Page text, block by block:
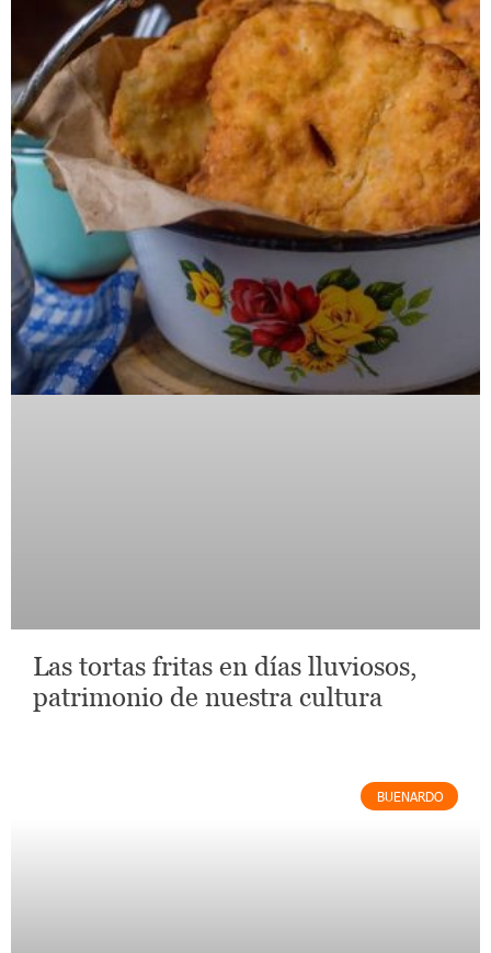
Las tortas fritas en días lluviosos,
patrimonio de nuestra cultura
BUENARDO